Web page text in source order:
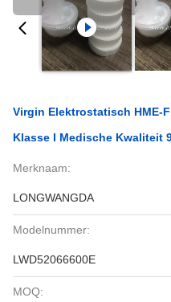
Virgin Elektrostatisch HME-
Klasse I Medische Kwaliteit
Merknaam:
LONGWANGDA
Modelnummer:
LWD52066600E
MOQ: